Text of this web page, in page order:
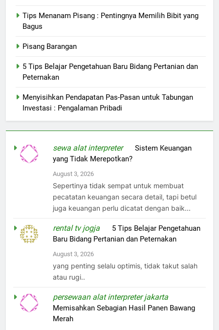
Tips Menanam Pisang : Pentingnya Memilih Bibit yang
Bagus
Pisang Barangan
5 Tips Belajar Pengetahuan Baru Bidang Pertanian dan
Peternakan
Menyisihkan Pendapatan Pas-Pasan untuk Tabungan
Investasi : Pengalaman Pribadi
sewa alat interpreteronSistem Keuangan
yang Tidak Merepotkan?
August 3, 2026
Sepertinya tidak sempat untuk membuat
pecatatan keuangan secara detail, tapi betul
juga keuangan perlu dicatat dengan baik...
rental tv jogja
5 Tips Belajar Pengetahuan
Baru Bidang Pertanian dan Peternakan
August 3, 2026
yang penting selalu optimis, tidak takut salah
atau rugi..
persewaan alat interpreter jakarta
Memisahkan Sebagian Hasil Panen Bawang
Merah